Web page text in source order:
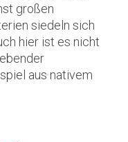
großen
siedeln sich
hier ist es nicht
aus nativem